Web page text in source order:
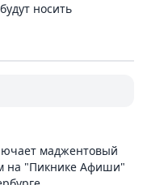
носить
маджентовый
на "Пикнике Афиши"